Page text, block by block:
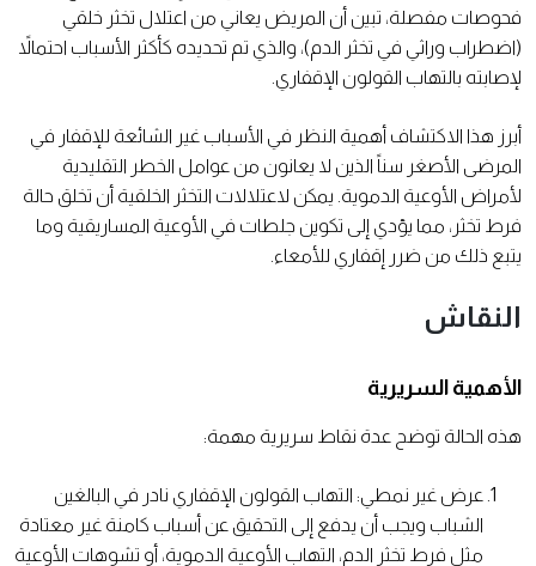
فحوصات مفصلة، تبين أن المريض يعاني من اعتلال تخثر خلقي
(اضطراب وراثي في تخثر الدم)، والذي تم تحديده كأكثر الأسباب احتمالاً
لإصابته بالتهاب القولون الإقفاري.
أبرز هذا الاكتشاف أهمية النظر في الأسباب غير الشائعة للإقفار في
المرضى الأصغر سناً الذين لا يعانون من عوامل الخطر التقليدية
لأمراض الأوعية الدموية. يمكن لاعتلالات التخثر الخلقية أن تخلق حالة
فرط تخثر، مما يؤدي إلى تكوين جلطات في الأوعية المساريقية وما
يتبع ذلك من ضرر إقفاري للأمعاء.
النقاش
الأهمية السريرية
هذه الحالة توضح عدة نقاط سريرية مهمة:
عرض غير نمطي: التهاب القولون الإقفاري نادر في البالغين
الشباب ويجب أن يدفع إلى التحقيق عن أسباب كامنة غير معتادة
مثل فرط تخثر الدم، التهاب الأوعية الدموية، أو تشوهات الأوعية